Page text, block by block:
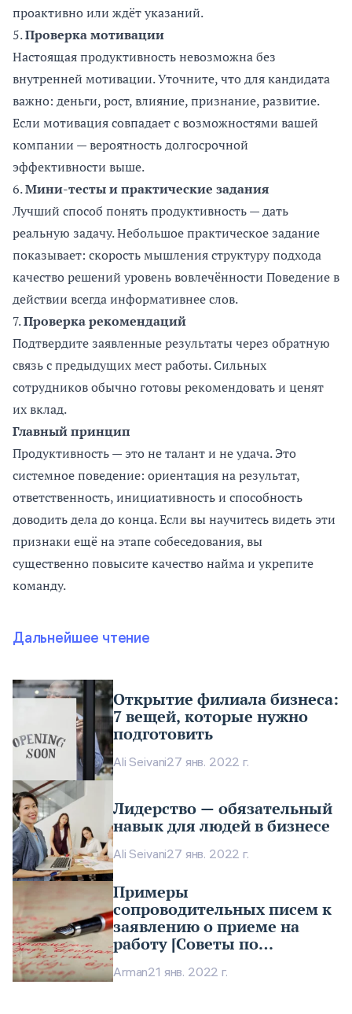
проактивно или ждёт указаний.
5.Проверка мотивации
Настоящая продуктивность невозможна без
внутренней мотивации. Уточните, что для кандидата
важно: деньги, рост, влияние, признание, развитие.
Если мотивация совпадает с возможностями вашей
компании — вероятность долгосрочной
эффективности выше.
6.Мини-тесты и практические задания
Лучший способ понять продуктивность — дать
реальную задачу. Небольшое практическое задание
показывает: скорость мышления структуру подхода
качество решений уровень вовлечённости Поведение в
действии всегда информативнее слов.
7.Проверка рекомендаций
Подтвердите заявленные результаты через обратную
связь с предыдущих мест работы. Сильных
сотрудников обычно готовы рекомендовать и ценят
их вклад.
Главный принцип
Продуктивность — это не талант и не удача. Это
системное поведение: ориентация на результат,
ответственность, инициативность и способность
доводить дела до конца. Если вы научитесь видеть эти
признаки ещё на этапе собеседования, вы
существенно повысите качество найма и укрепите
команду.
Дальнейшее чтение
Открытие филиала бизнеса:
7 вещей, которые нужно
подготовить
Ali Seivani27 янв. 2022 г.
Лидерство — обязательный
навык для людей в бизнесе
Ali Seivani27 янв. 2022 г.
Примеры
сопроводительных писем к
заявлению о приеме на
работу [Советы по
Arman21 янв. 2022 г.